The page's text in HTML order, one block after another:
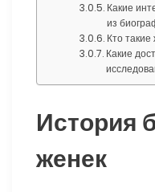
Какие
из
Кто
Какие
История
женек